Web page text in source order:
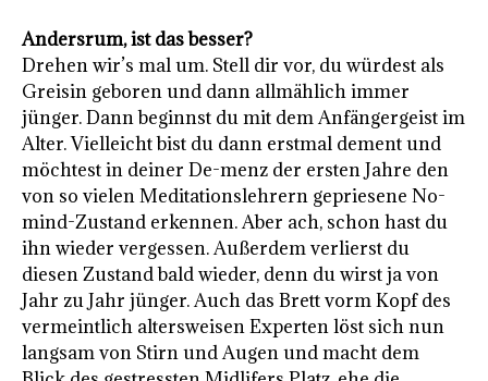
Andersrum, ist das besser?
Drehen wir’s mal um. Stell dir vor, du würdest als
Greisin geboren und dann allmählich immer
jünger. Dann beginnst du mit dem Anfängergeist im
Alter. Vielleicht bist du dann erstmal dement und
möchtest in deiner De-menz der ersten Jahre den
von so vielen Meditationslehrern gepriesene No-
mind-Zustand erkennen. Aber ach, schon hast du
ihn wieder vergessen. Außerdem verlierst du
diesen Zustand bald wieder, denn du wirst ja von
Jahr zu Jahr jünger. Auch das Brett vorm Kopf des
vermeintlich altersweisen Experten löst sich nun
langsam von Stirn und Augen und macht dem